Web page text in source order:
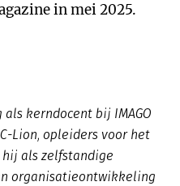
in mei 2025.
kerndocent bij IMAGO
Lion, opleiders voor het
als zelfstandige
organisatieontwikkeling